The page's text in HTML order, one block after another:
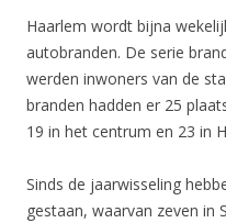
Haarlem wordt bijna
autobranden. De serie
werden inwoners van de
branden hadden er 25
19 in het centrum en 23 in
Sinds de jaarwisseling
gestaan, waarvan zeven in